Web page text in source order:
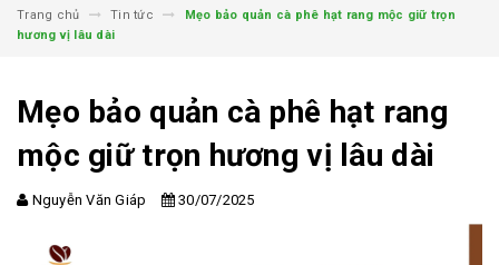
Trang chủ Tin tức
Mẹo bảo quản cà phê hạt rang mộc giữ trọn
hương vị lâu dài
Mẹo bảo quản cà phê hạt rang
mộc giữ trọn hương vị lâu dài
Nguyễn Văn Giáp 30/07/2025